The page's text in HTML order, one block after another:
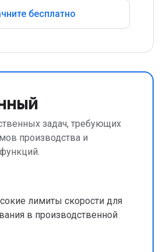
бесплатно
задач, требующих
производства и
лимиты скорости для
в производственной